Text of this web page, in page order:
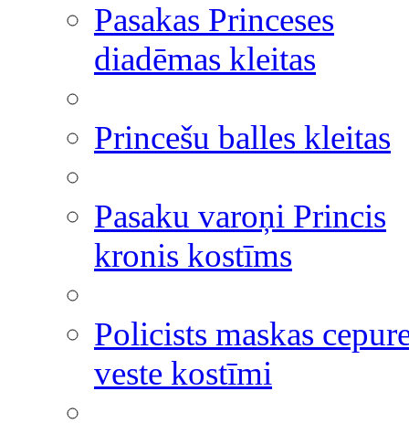
Pasakas Princeses
diadēmas kleitas
Princešu balles kleitas
Pasaku varoņi Princis
kronis kostīms
Policists maskas
veste kostīmi